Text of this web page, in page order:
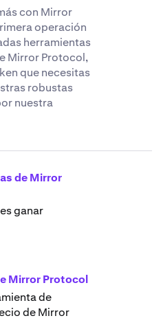
con Mirror
operación
herramientas
Mirror Protocol,
que necesitas
robustas
nuestra
de Mirror
ganar
Mirror Protocol
de
de Mirror